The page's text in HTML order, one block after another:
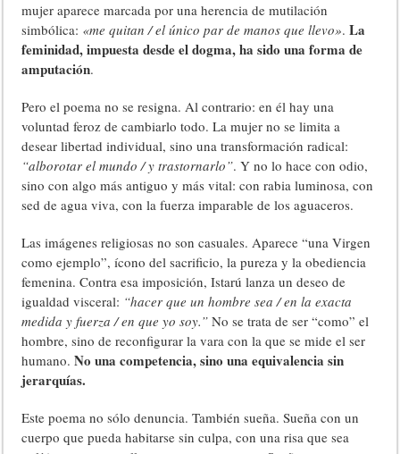
mujer aparece marcada por una herencia de mutilación
simbólica: «me quitan / el único par de manos que llevo».La
feminidad, impuesta desde el dogma, ha sido una forma de
amputación.
Pero el poema no se resigna. Al contrario: en él hay una
voluntad feroz de cambiarlo todo. La mujer no se limita a
desear libertad individual, sino una transformación radical:
“alborotar el mundo / y trastornarlo”. Y no lo hace con odio,
sino con algo más antiguo y más vital: con rabia luminosa, con
sed de agua viva, con la fuerza imparable de los aguaceros.
Las imágenes religiosas no son casuales. Aparece “una Virgen
como ejemplo”, ícono del sacrificio, la pureza y la obediencia
femenina. Contra esa imposición, Istarú lanza un deseo de
igualdad visceral: “hacer que un hombre sea / en la exacta
medida y fuerza / en que yo soy.” No se trata de ser “como” el
hombre, sino de reconfigurar la vara con la que se mide el ser
humano.No una competencia, sino una equivalencia sin
jerarquías.
Este poema no sólo denuncia. También sueña. Sueña con un
cuerpo que pueda habitarse sin culpa, con una risa que sea